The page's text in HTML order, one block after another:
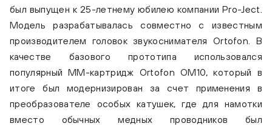
был выпущен к 25-летнему юбилею компании Pro-Ject.
Модель разрабатывалась совместно с известным
производителем головок звукоснимателя Ortofon. В
качестве базового прототипа использовался
популярный MM-картридж Ortofon OM10, который в
итоге был модернизирован за счет применения в
преобразователе особых катушек, где для намотки
вместо обычных медных проводников был